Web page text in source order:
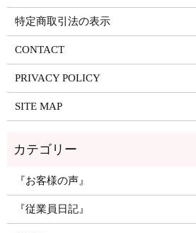
特定商取引法の表示
CONTACT
PRIVACY POLICY
SITE MAP
『お客様の声』
『従業員日記』